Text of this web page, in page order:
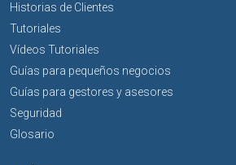
Historias de Clientes
Tutoriales
Vídeos Tutoriales
Guías para pequeños negocios
Guías para gestores y asesores
Seguridad
Glosario